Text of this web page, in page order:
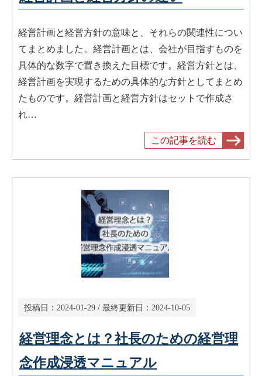
経営計画と経営方針の意味と、それらの関連性につい
てまとめました。経営計画とは、会社が目指すものを
具体的な数字で置き換えた目標です。経営方針とは、
経営計画を実現するための具体的な方針としてまとめ
たものです。経営計画と経営方針はセットで作成さ
れ…
この記事を読む
投稿日： 2024-01-29 / 最終更新日： 2024-10-05
経営理念とは？社長のための経営理
念作成浸透マニュアル